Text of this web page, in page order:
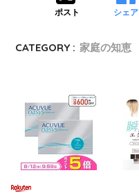
ポスト シェア
CATEGORY : 家庭の知恵